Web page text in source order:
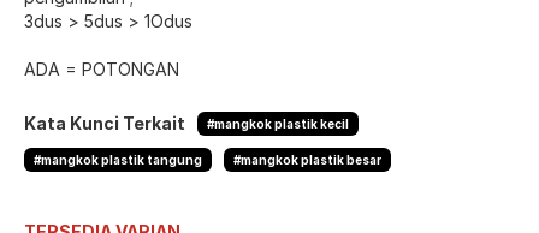
3dus > 5dus > 1Odus
ADA = POTONGAN
Kata Kunci Terkait #mangkok plastik kecil
#mangkok plastik tangung #mangkok plastik besar